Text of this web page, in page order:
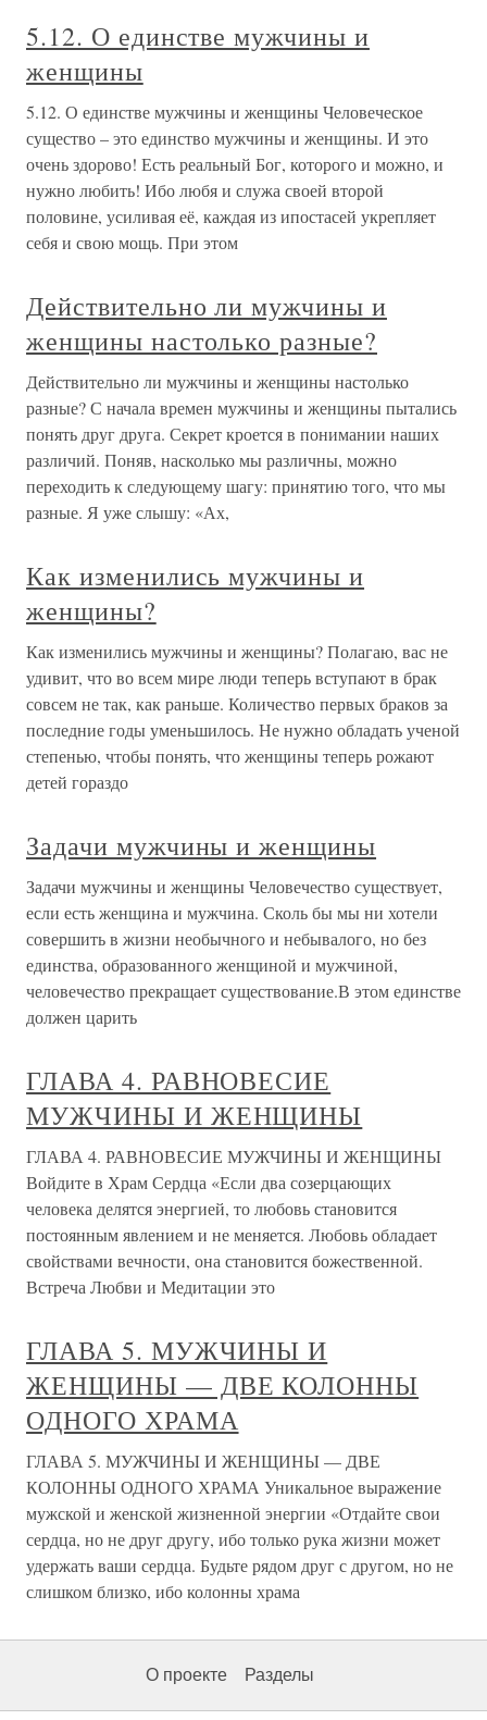
5.12. О единстве мужчины и
женщины
5.12. О единстве мужчины и женщины Человеческое
существо – это единство мужчины и женщины. И это
очень здорово! Есть реальный Бог, которого и можно, и
нужно любить! Ибо любя и служа своей второй
половине, усиливая её, каждая из ипостасей укрепляет
себя и свою мощь. При этом
Действительно ли мужчины и
женщины настолько разные?
Действительно ли мужчины и женщины настолько
разные? С начала времен мужчины и женщины пытались
понять друг друга. Секрет кроется в понимании наших
различий. Поняв, насколько мы различны, можно
переходить к следующему шагу: принятию того, что мы
разные. Я уже слышу: «Ах,
Как изменились мужчины и
женщины?
Как изменились мужчины и женщины? Полагаю, вас не
удивит, что во всем мире люди теперь вступают в брак
совсем не так, как раньше. Количество первых браков за
последние годы уменьшилось. Не нужно обладать ученой
степенью, чтобы понять, что женщины теперь рожают
детей гораздо
Задачи мужчины и женщины
Задачи мужчины и женщины Человечество существует,
если есть женщина и мужчина. Сколь бы мы ни хотели
совершить в жизни необычного и небывалого, но без
единства, образованного женщиной и мужчиной,
человечество прекращает существование.В этом единстве
должен царить
ГЛАВА 4. РАВНОВЕСИЕ
МУЖЧИНЫ И ЖЕНЩИНЫ
ГЛАВА 4. РАВНОВЕСИЕ МУЖЧИНЫ И ЖЕНЩИНЫ
Войдите в Храм Сердца «Если два созерцающих
человека делятся энергией, то любовь становится
постоянным явлением и не меняется. Любовь обладает
свойствами вечности, она становится божественной.
Встреча Любви и Медитации это
ГЛАВА 5. МУЖЧИНЫ И
ЖЕНЩИНЫ — ДВЕ КОЛОННЫ
ОДНОГО ХРАМА
ГЛАВА 5. МУЖЧИНЫ И ЖЕНЩИНЫ — ДВЕ
КОЛОННЫ ОДНОГО ХРАМА Уникальное выражение
мужской и женской жизненной энергии «Отдайте свои
сердца, но не друг другу, ибо только рука жизни может
удержать ваши сердца. Будьте рядом друг с другом, но не
слишком близко, ибо колонны храма
О проекте Разделы